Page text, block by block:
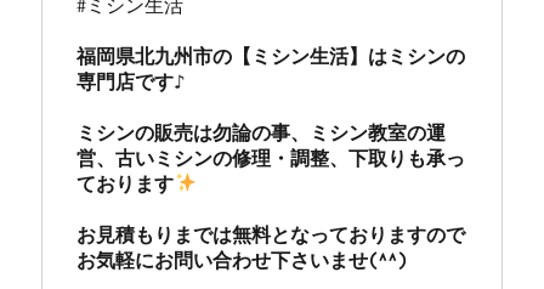
#ミシン生活
福岡県北九州市の【ミシン生活】はミシンの
専門店です♪
ミシンの販売は勿論の事、ミシン教室の運
営、古いミシンの修理・調整、下取りも承っ
ております
お見積もりまでは無料となっておりますので
お気軽にお問い合わせ下さいませ(^^)